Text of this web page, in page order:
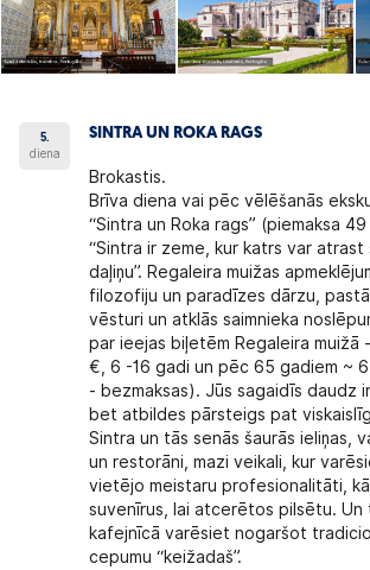
5.
diena
SINTRA UN ROKA RAGS
Brokastis.
Brīva diena vai pēc vēlēšanās
“Sintra un Roka rags” (piemaksa
“Sintra ir zeme, kur katrs var
daļiņu”. Regaleira muižas
filozofiju un paradīzes dārzu,
vēsturi un atklās saimnieka
par ieejas biļetēm Regaleira muižā
€, 6 -16 gadi un pēc 65 gadiem ~
- bezmaksas). Jūs sagaidīs daudz
bet atbildes pārsteigs pat
Sintra un tās senās šaurās ieliņas,
un restorāni, mazi veikali, kur
vietējo meistaru profesionalitāti,
suvenīrus, lai atcerētos pilsētu. Un
kafejnīcā varēsiet nogaršot
cepumu “keižadaš”.